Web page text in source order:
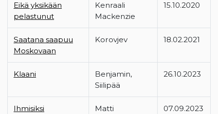
Eikä yksikään
pelastunut
Kenraali
Mackenzie
15.10.2020
Saatana saapuu
Moskovaan
Korovjev 18.02.2021
Klaani
Benjamin,
Siilipää
26.10.2023
Ihmisiksi Matti 07.09.2023